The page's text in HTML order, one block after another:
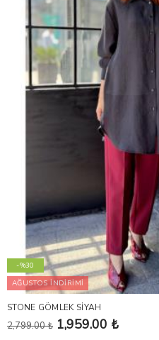
-%30
AĞUSTOS İNDİRİMİ
STONE GÖMLEK SİYAH
2,799.00 ₺ 1,959.00 ₺